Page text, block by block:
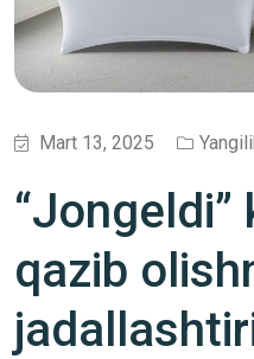
Mart 13, 2025
“Jongeldi”
qazib